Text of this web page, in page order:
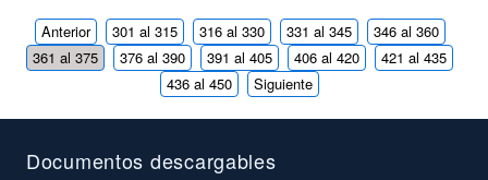
Anterior 301 al 315 316 al 330 331 al 345
346 al 360
361 al 375
376 al 390 391 al 405 406 al 420
421 al 435
436 al 450
Siguiente
Documentos descargables